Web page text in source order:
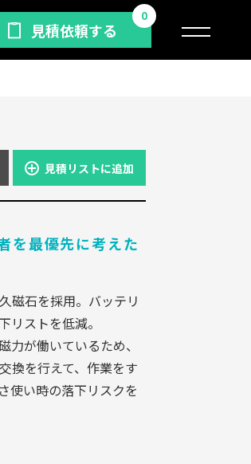
見積依頼する
0
見積リストに追加
を最優先に考えた
磁石を採用。バッテリ
リストを低減。
力が働いているため、
換を行えて、作業をす
使い時の落下リスクを